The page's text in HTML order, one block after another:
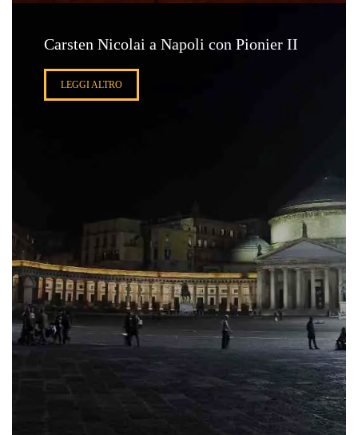
Carsten Nicolai a Napoli con Pionier II
LEGGI ALTRO